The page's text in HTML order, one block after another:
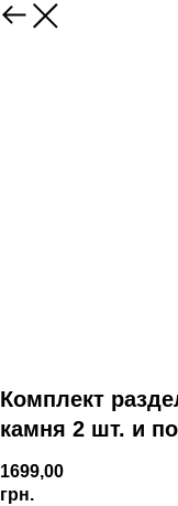
Комплект
камня 2 шт. и
1699,00
грн.